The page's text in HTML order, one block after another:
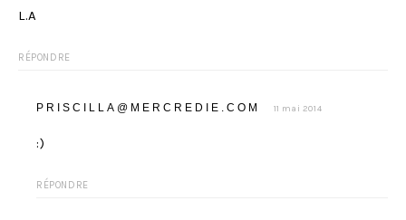
L.A
RÉPONDRE
PRISCILLA@MERCREDIE.COM 11 mai 2014
:)
RÉPONDRE